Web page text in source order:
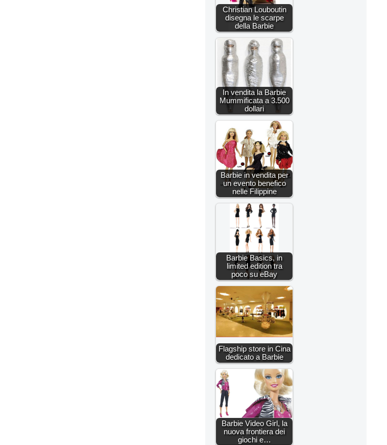
Christian Louboutin
disegna le scarpe
della Barbie
In vendita la Barbie
Mummificata a 3.500
dollari
Barbie in vendita per
un evento benefico
nelle Filippine
Barbie Basics, in
limited edition tra
poco su eBay
Flagship store in Cina
dedicato a Barbie
Barbie Video Girl, la
nuova frontiera dei
giochi e…